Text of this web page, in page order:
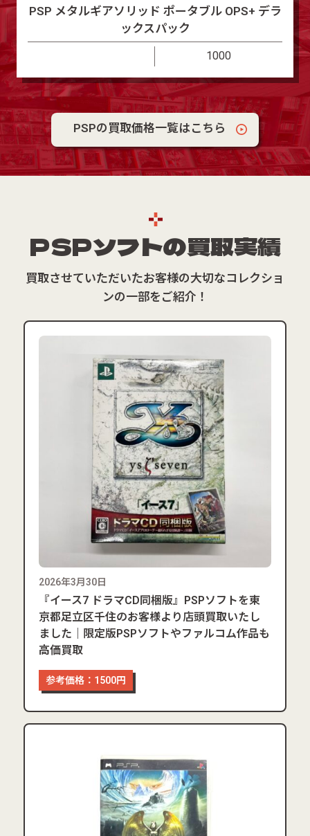
PSP メタルギアソリッド ポータブル OPS+ デラ
ックスパック
1000
PSPの買取価格一覧はこちら
PSPソフトの買取実績
買取させていただいたお客様の大切なコレクショ
ンの一部をご紹介！
2026年3月30日
『イース7 ドラマCD同梱版』PSPソフトを東
京都足立区千住のお客様より店頭買取いたし
ました｜限定版PSPソフトやファルコム作品も
高価買取
参考価格：1500円